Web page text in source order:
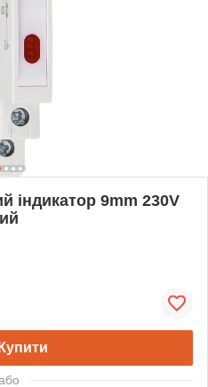
індикатор 9mm 230V
Купити